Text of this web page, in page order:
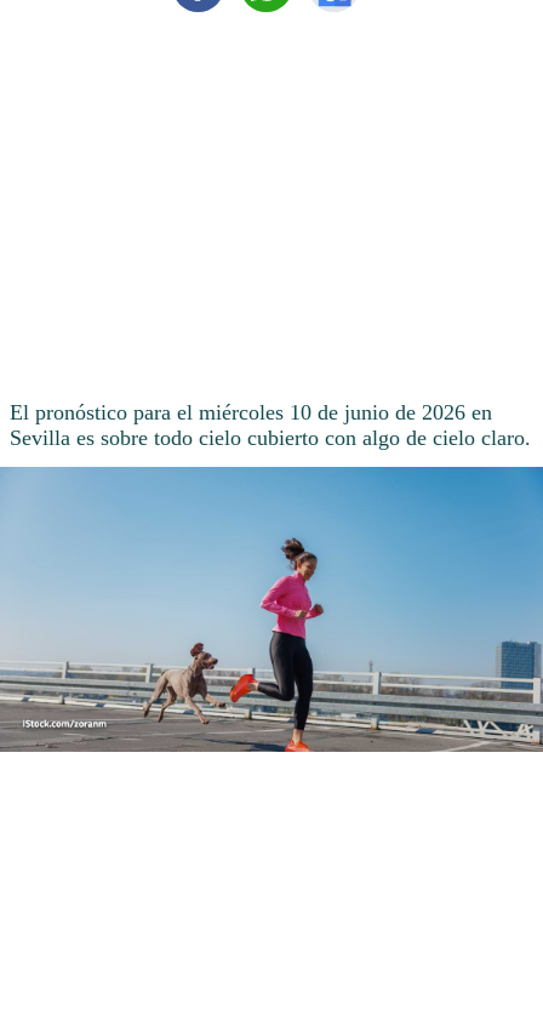
El pronóstico para el miércoles 10 de junio de 2026 en
Sevilla es sobre todo cielo cubierto con algo de cielo claro.